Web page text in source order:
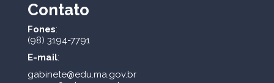
Contato
Fones:
(98) 3194-7791
E-mail:
gabinete@edu.ma.gov.br